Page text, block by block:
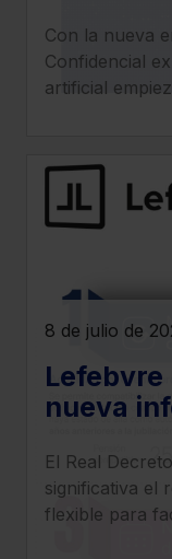
era del
Con la nueva
Confidencial
artificial
8 de julio de
Lefebvre
nueva
416/2026
El Real
significativa el
flexible para